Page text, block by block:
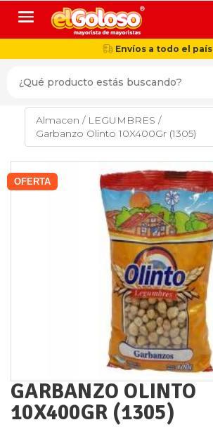
Toggle navigation
Envíos a todo el país
Almacen / LEGUMBRES /
Garbanzo Olinto 10X400Gr (1305)
OFERTA
GARBANZO OLINTO
10X400GR (1305)